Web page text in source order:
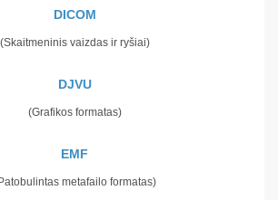
DICOM
(Skaitmeninis vaizdas ir ryšiai)
DJVU
(Grafikos formatas)
EMF
metafailo formatas)